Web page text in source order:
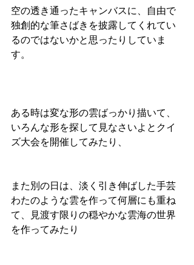
空の透き通ったキャンバスに、自由で
独創的な筆さばきを披露してくれてい
るのではないかと思ったりしていま
す。
ある時は変な形の雲ばっかり描いて、
いろんな形を探して見なさいよとクイ
ズ大会を開催してみたり、
また別の日は、淡く引き伸ばした手芸
わたのような雲を作って何層にも重ね
て、見渡す限りの穏やかな雲海の世界
を作ってみたり